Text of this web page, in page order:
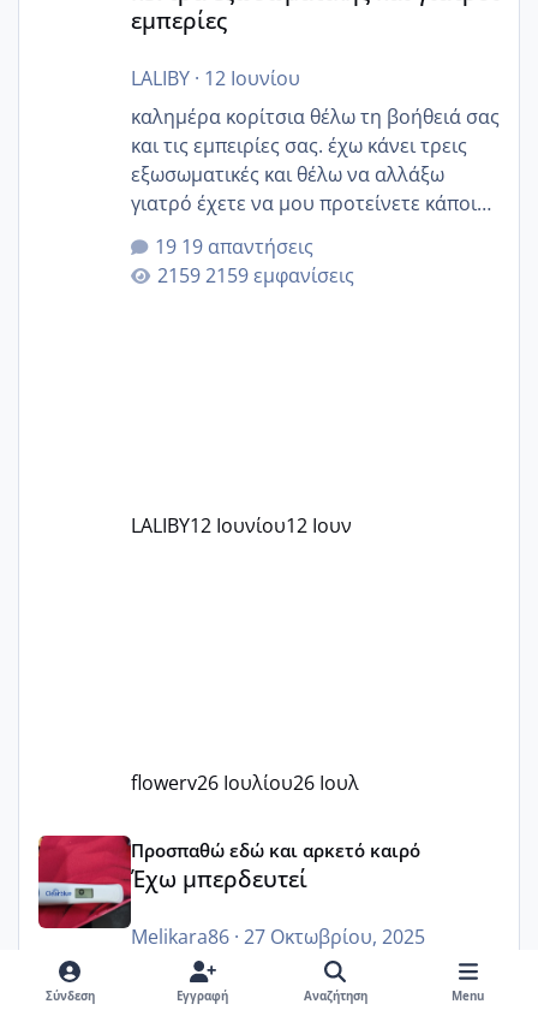
εμπερίες
LALIBY· 12 Ιουνίου
καλημέρα κορίτσια θέλω τη βοήθειά σας
και τις εμπειρίες σας. έχω κάνει τρεις
εξωσωματικές και θέλω να αλλάξω
γιατρό έχετε να μου προτείνετε κάποιον
που μείνατε ευχαριστημένες και είχατε
επιιτυχία? έκανα στο υγεία με τον
ζερβομανωλάκη (δεν το εψαξε καθόλου
19 απαντήσεις
2159 εμφανίσεις
LALIBY12 Ιουνίου12 Ιουν
flowerv26 Ιουλίου26 Ιουλ
Έχω μπερδευτεί
Προσπαθώ εδώ και αρκετό καιρό
Έχω μπερδευτεί
Melikara86· 27 Οκτωβρίου, 2025
Κορίτσια καλησπέρα. Είχα χαθεί από το
forum για πολύ καιρό. Εύχομαι να είστε
Σύνδεση Εγγραφή Αναζήτηση Menu